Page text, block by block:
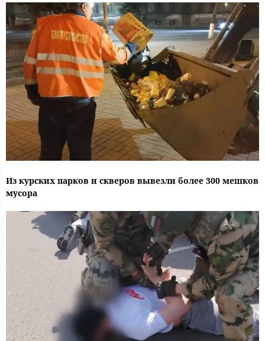
Из курских парков и скверов вывезли более 300 мешков
мусора